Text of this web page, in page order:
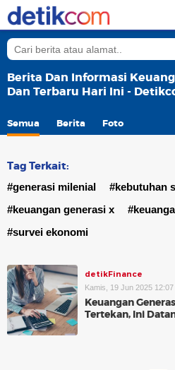
Berita Dan Informasi
Dan Terbaru Hari Ini -
Semua Berita Foto
Tag Terkait:
#generasi milenial
#kebutuhan
#keuangan generasi x
#survei ekonomi
detikFinance
Kamis, 19 Jun 2025 12:07
Keuangan
Tertekan, Ini